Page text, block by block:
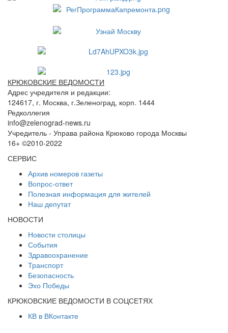
КРЮКОВСКИЕ ВЕДОМОСТИ
Адрес учредителя и редакции:
124617, г. Москва, г.Зеленоград, корп. 1444
Редколлегия
info@zelenograd-news.ru
Учредитель - Управа района Крюково города Москвы
16+ ©2010-2022
СЕРВИС
Архив номеров газеты
Вопрос-ответ
Полезная информация для жителей
Наш депутат
НОВОСТИ
Новости столицы
События
Здравоохранение
Транспорт
Безопасность
Эхо Победы
КРЮКОВСКИЕ ВЕДОМОСТИ В СОЦСЕТЯХ
КВ в ВКонтакте